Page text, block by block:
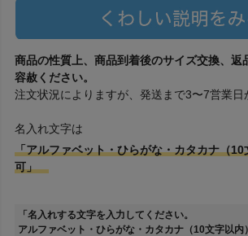
商品の性質上、商品到着後のサイズ交換、返
容赦ください。
注文状況によりますが、発送まで3〜7営業日
名入れ文字は
「アルファベット・ひらがな・カタカナ（
可」
「名入れする文字を入力してください。
アルファベット・ひらがな・カタカナ（10文字以内